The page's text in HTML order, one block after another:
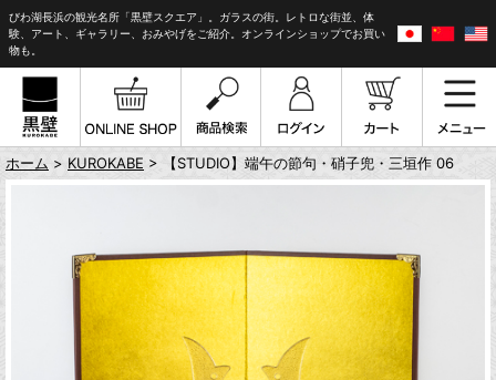
びわ湖長浜の観光名所「黒壁スクエア」。ガラスの街。レトロな街並、体
験、アート、ギャラリー、おみやげをご紹介。オンラインショップでお買い
物も。
ホーム > KUROKABE > 【STUDIO】端午の節句・硝子兜・三垣作 06